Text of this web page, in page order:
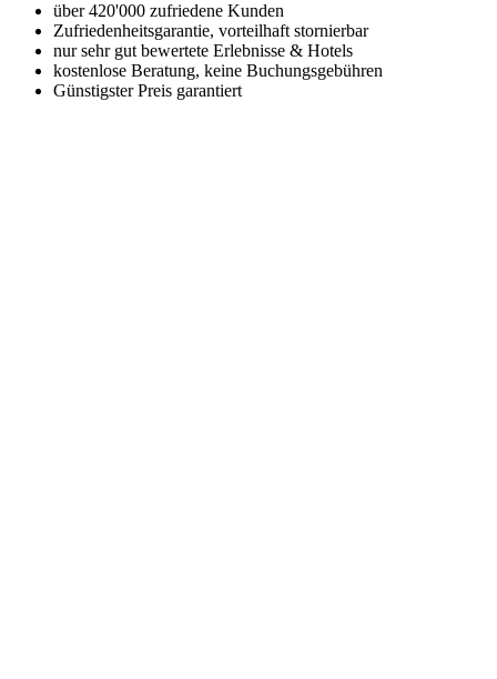
über 420'000 zufriedene Kunden
Zufriedenheitsgarantie, vorteilhaft stornierbar
nur sehr gut bewertete Erlebnisse & Hotels
kostenlose Beratung, keine Buchungsgebühren
Günstigster Preis garantiert